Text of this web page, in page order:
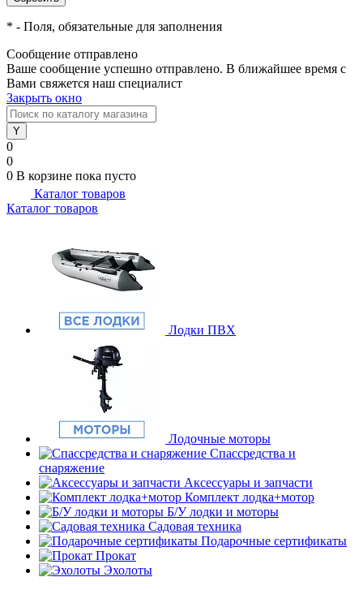
* - Поля, обязательные для заполнения
Сообщение отправлено
Ваше сообщение успешно отправлено. В ближайшее время с
Вами свяжется наш специалист
Закрыть окно
0
0
0 В корзине пока пусто
Каталог товаров
Каталог товаров
Лодки ПВХ
Лодочные моторы
Спассредства и
снаряжение
Аксессуары и запчасти
Комплект лодка+мотор
Б/У лодки и моторы
Садовая техника
Подарочные сертификаты
Прокат
Эхолоты